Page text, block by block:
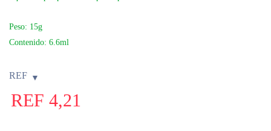
Peso: 15g
Contenido: 6.6ml
REF
REF 4,21